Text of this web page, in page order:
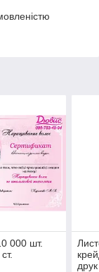
000 шт.
друк